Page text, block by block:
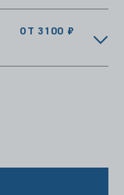
ОТ 3100 ₽